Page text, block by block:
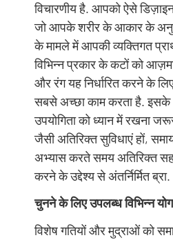
विचारणीय है. आपको ऐसे
जो आपके शरीर के आकार के
के मामले में आपकी व्यक्तिगत
विभिन्न प्रकार के कटों को
और रंग यह निर्धारित करने के
सबसे अच्छा काम करता है. इसके
उपयोगिता को ध्यान में रखना
जैसी अतिरिक्त सुविधाएं हों,
अभ्यास करते समय अतिरिक्त
करने के उद्देश्य से अंतर्निर्मित ब्रा.
चुनने के लिए उपलब्ध विभिन्न
विशेष गतियों और मुद्राओं को